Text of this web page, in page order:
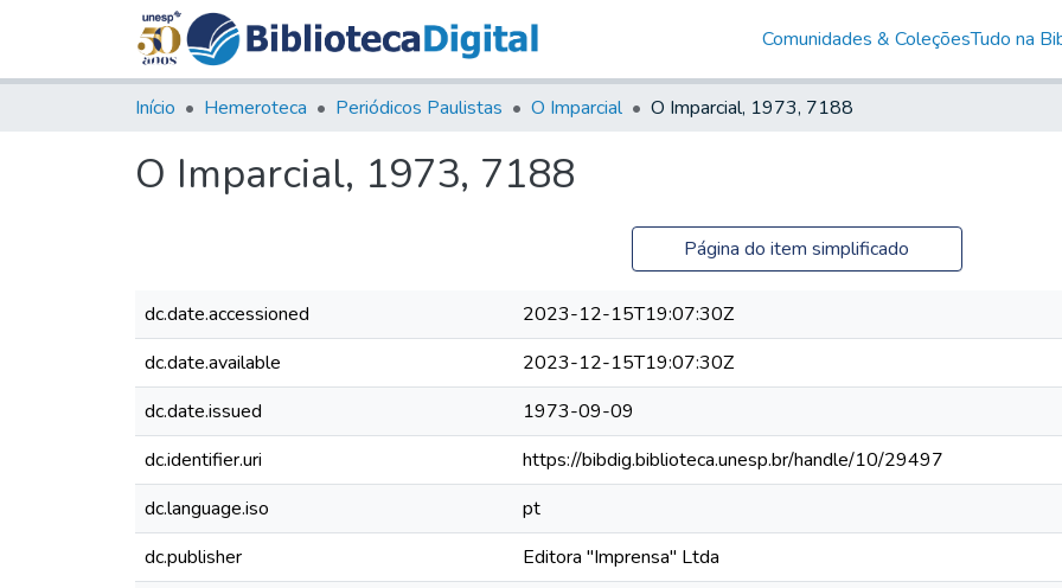
Comunidades & ColeçõesTudo na
Início Hemeroteca Periódicos Paulistas O Imparcial O Imparcial, 1973, 7188
O Imparcial, 1973, 7188
Página do item simplificado
dc.date.accessioned
2023-12-15T19:07:30Z
dc.date.available
2023-12-15T19:07:30Z
dc.date.issued
1973-09-09
dc.identifier.uri
https://bibdig.biblioteca.unesp.br/handle/10/29497
dc.language.iso
pt
dc.publisher
Editora "Imprensa" Ltda